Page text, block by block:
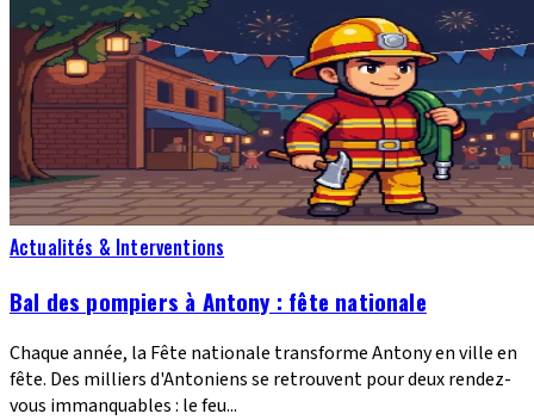
Actualités & Interventions
Bal des pompiers à Antony : fête nationale
Chaque année, la Fête nationale transforme Antony en ville en
fête. Des milliers d'Antoniens se retrouvent pour deux rendez-
vous immanquables : le feu...